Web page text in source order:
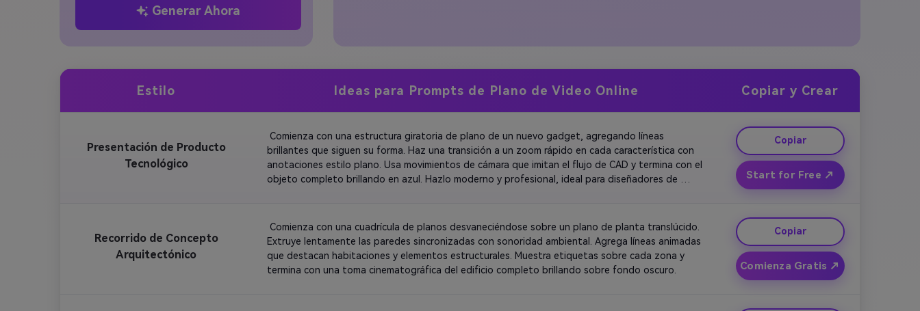
Generar Ahora
Estilo Ideas para Prompts de Plano de Video Online Copiar y Crear
Presentación de Producto
Tecnológico
Comienza con una estructura giratoria de plano de un nuevo gadget, agregando líneas
brillantes que siguen su forma. Haz una transición a un zoom rápido en cada característica con
anotaciones estilo plano. Usa movimientos de cámara que imitan el flujo de CAD y termina con el
objeto completo brillando en azul. Hazlo moderno y profesional, ideal para diseñadores de
Copiar
Start for Free ↗
Recorrido de Concepto
Arquitectónico
Comienza con una cuadrícula de planos desvaneciéndose sobre un plano de planta translúcido.
Extruye lentamente las paredes sincronizadas con sonoridad ambiental. Agrega líneas animadas
que destacan habitaciones y elementos estructurales. Muestra etiquetas sobre cada zona y
termina con una toma cinematográfica del edificio completo brillando sobre fondo oscuro.
Copiar
Comienza Gratis ↗